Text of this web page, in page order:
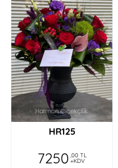
HR125
7250 ,00 TL
+KDV